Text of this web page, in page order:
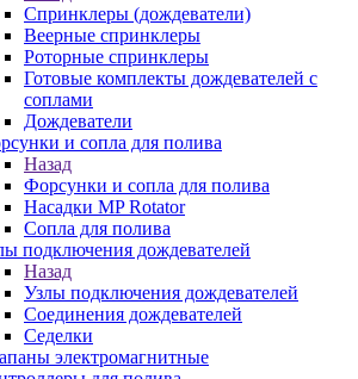
Спринклеры (дождеватели)
Веерные спринклеры
Роторные спринклеры
Готовые комплекты дождевателей с
соплами
Дождеватели
и сопла для полива
Назад
Форсунки и сопла для полива
Насадки MP Rotator
Сопла для полива
подключения дождевателей
Назад
Узлы подключения дождевателей
Соединения дождевателей
Седелки
электромагнитные